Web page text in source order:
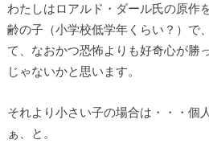
わたしはロアルド・ダール氏の原作
齢の子（小学校低学年くらい？）で
て、なおかつ恐怖よりも好奇心が勝
じゃないかと思います。
それより小さい子の場合は・・・個
ぁ、と。